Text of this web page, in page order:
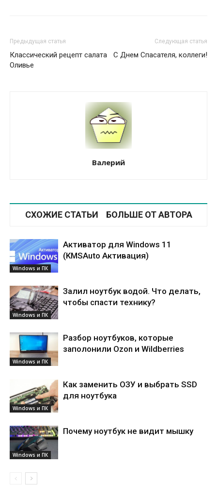
Предыдущая статья
Классический рецепт салата
Оливье
Следующая статья
С Днем Спасателя, коллеги!
Валерий
СХОЖИЕ СТАТЬИ БОЛЬШЕ ОТ АВТОРА
Windows и ПК
Активатор для Windows 11
(KMSAuto Активация)
Windows и ПК
Залил ноутбук водой. Что делать,
чтобы спасти технику?
Windows и ПК
Разбор ноутбуков, которые
заполонили Ozon и Wildberries
Windows и ПК
Как заменить ОЗУ и выбрать SSD
для ноутбука
Windows и ПК
Почему ноутбук не видит мышку